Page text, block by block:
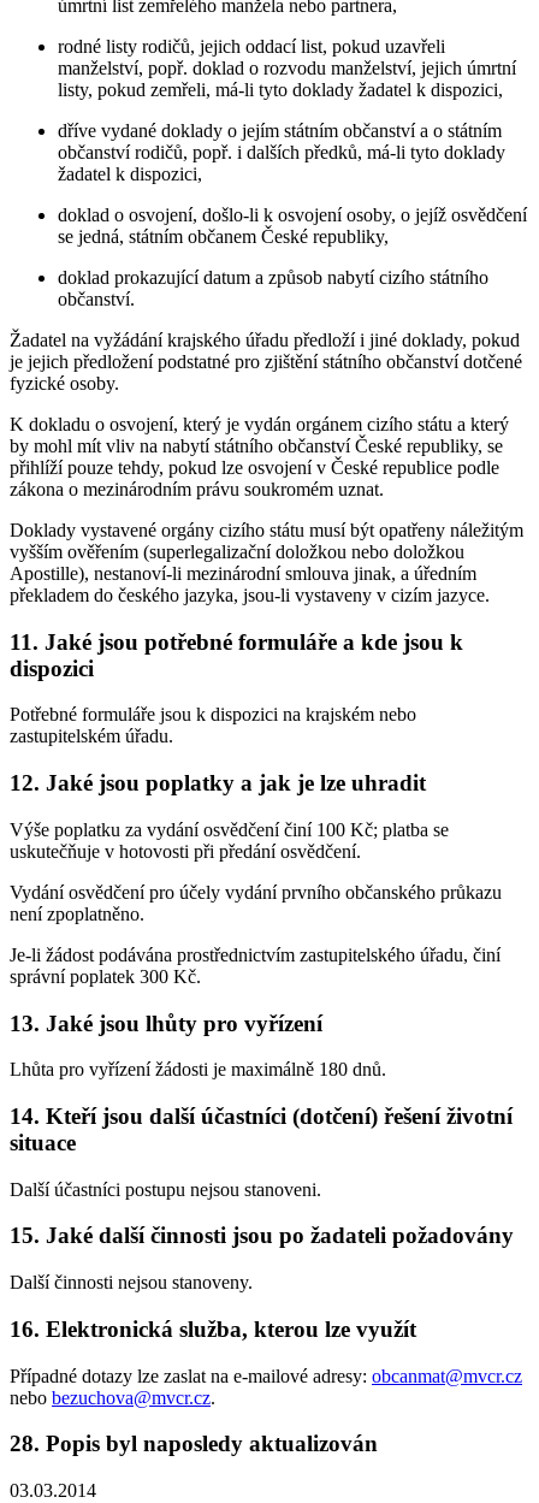
úmrtní list zemřelého manžela nebo partnera,
rodné listy rodičů, jejich oddací list, pokud uzavřeli
manželství, popř. doklad o rozvodu manželství, jejich úmrtní
listy, pokud zemřeli, má-li tyto doklady žadatel k dispozici,
dříve vydané doklady o jejím státním občanství a o státním
občanství rodičů, popř. i dalších předků, má-li tyto doklady
žadatel k dispozici,
doklad o osvojení, došlo-li k osvojení osoby, o jejíž osvědčení
se jedná, státním občanem České republiky,
doklad prokazující datum a způsob nabytí cizího státního
občanství.
Žadatel na vyžádání krajského úřadu předloží i jiné doklady, pokud
je jejich předložení podstatné pro zjištění státního občanství dotčené
fyzické osoby.
K dokladu o osvojení, který je vydán orgánem cizího státu a který
by mohl mít vliv na nabytí státního občanství České republiky, se
přihlíží pouze tehdy, pokud lze osvojení v České republice podle
zákona o mezinárodním právu soukromém uznat.
Doklady vystavené orgány cizího státu musí být opatřeny náležitým
vyšším ověřením (superlegalizační doložkou nebo doložkou
Apostille), nestanoví-li mezinárodní smlouva jinak, a úředním
překladem do českého jazyka, jsou-li vystaveny v cizím jazyce.
11. Jaké jsou potřebné formuláře a kde jsou k
dispozici
Potřebné formuláře jsou k dispozici na krajském nebo
zastupitelském úřadu.
12. Jaké jsou poplatky a jak je lze uhradit
Výše poplatku za vydání osvědčení činí 100 Kč; platba se
uskutečňuje v hotovosti při předání osvědčení.
Vydání osvědčení pro účely vydání prvního občanského průkazu
není zpoplatněno.
Je-li žádost podávána prostřednictvím zastupitelského úřadu, činí
správní poplatek 300 Kč.
13. Jaké jsou lhůty pro vyřízení
Lhůta pro vyřízení žádosti je maximálně 180 dnů.
14. Kteří jsou další účastníci (dotčení) řešení životní
situace
Další účastníci postupu nejsou stanoveni.
15. Jaké další činnosti jsou po žadateli požadovány
Další činnosti nejsou stanoveny.
16. Elektronická služba, kterou lze využít
Případné dotazy lze zaslat na e-mailové adresy: obcanmat@mvcr.cz
nebo bezuchova@mvcr.cz.
28. Popis byl naposledy aktualizován
03.03.2014